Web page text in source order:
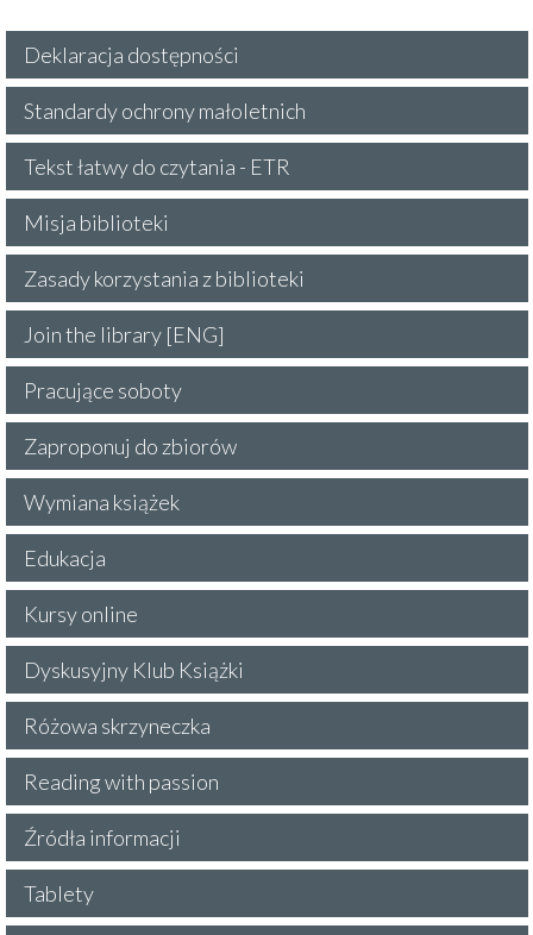
Deklaracja dostępności
Standardy ochrony małoletnich
Tekst łatwy do czytania - ETR
Misja biblioteki
Zasady korzystania z biblioteki
Join the library [ENG]
Pracujące soboty
Zaproponuj do zbiorów
Wymiana książek
Edukacja
Kursy online
Dyskusyjny Klub Książki
Różowa skrzyneczka
Reading with passion
Źródła informacji
Tablety